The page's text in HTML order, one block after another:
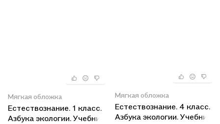
Мягкая обложка
Естествознание. 1 класс.
Азбука экологии. Учебник
Мягкая обложка
Естествознание. 4 класс.
Азбука экологии. Учебник